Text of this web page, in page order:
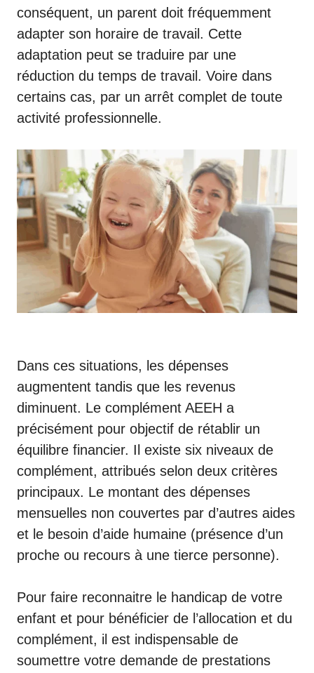
conséquent, un parent doit fréquemment
adapter son horaire de travail. Cette
adaptation peut se traduire par une
réduction du temps de travail. Voire dans
certains cas, par un arrêt complet de toute
activité professionnelle.
Dans ces situations, les dépenses
augmentent tandis que les revenus
diminuent. Le complément AEEH a
précisément pour objectif de rétablir un
équilibre financier. Il existe six niveaux de
complément, attribués selon deux critères
principaux. Le montant des dépenses
mensuelles non couvertes par d’autres aides
et le besoin d’aide humaine (présence d’un
proche ou recours à une tierce personne).
Pour faire reconnaitre le handicap de votre
enfant et pour bénéficier de l’allocation et du
complément, il est indispensable de
soumettre votre demande de prestations